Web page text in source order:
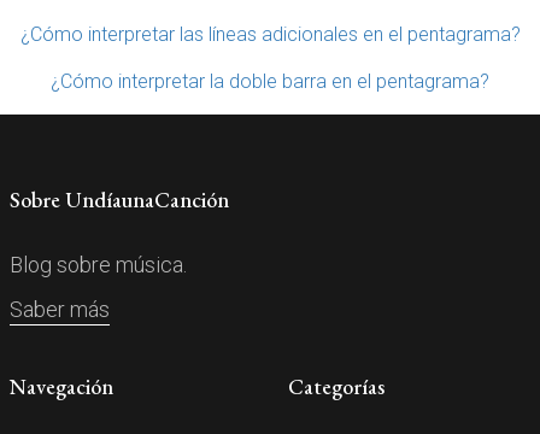
¿Cómo interpretar las líneas adicionales en el pentagrama?
¿Cómo interpretar la doble barra en el pentagrama?
Sobre UndíaunaCanción
Blog sobre música.
Saber más
Navegación Categorías